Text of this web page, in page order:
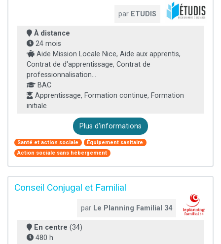
par ETUDIS
À distance
24 mois
Aide Mission Locale Nice, Aide aux apprentis,
Contrat de d'apprentissage, Contrat de
professionnalisation...
BAC
Apprentissage, Formation continue, Formation
initiale
Plus d'informations
Santé et action sociale
Équipement sanitaire
Action sociale sans hébergement
Conseil Conjugal et Familial
par Le Planning Familial 34
En centre (34)
480 h